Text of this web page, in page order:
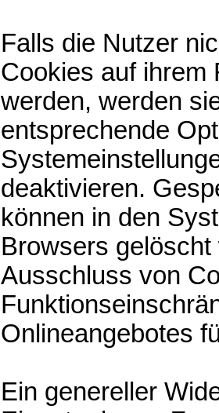
Falls die Nutzer
Cookies auf ihrem
werden, werden
entsprechende
deaktivieren.
können in den
Browsers
Ausschluss von
Onlineangebotes
Ein genereller